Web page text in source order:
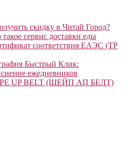
скидку в Читай Город?
такое сервис доставки еды
соответствия ЕАЭС (ТР
Быстрый Клик:
ежедневников
UP BELT (ШЕЙП АП БЕЛТ)